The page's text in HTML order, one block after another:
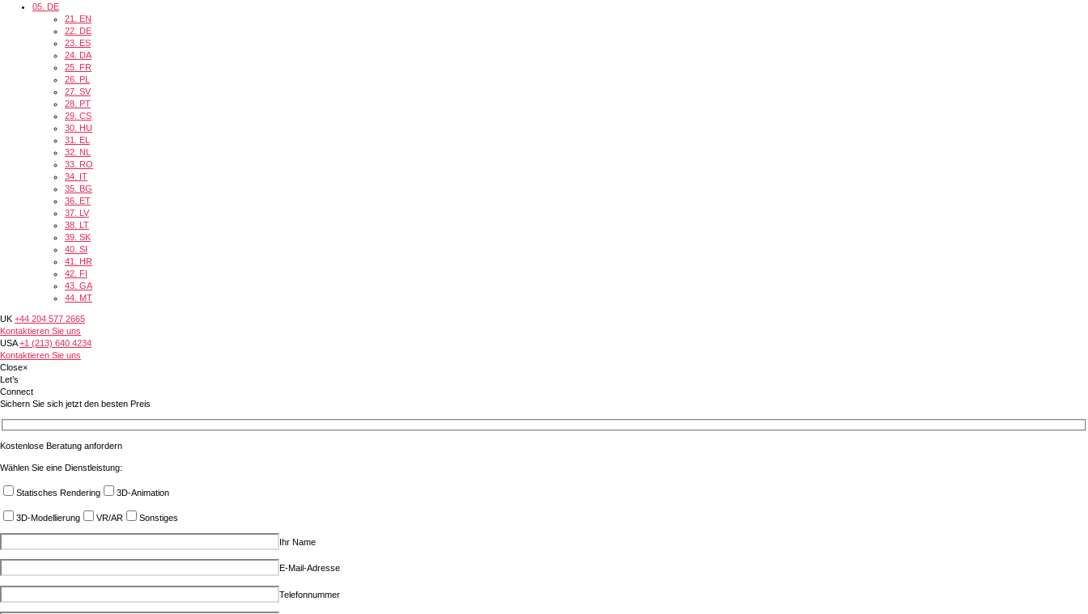
05. DE
21. EN
22. DE
23. ES
24. DA
25. FR
26. PL
27. SV
28. PT
29. CS
30. HU
31. EL
32. NL
33. RO
34. IT
35. BG
36. ET
37. LV
38. LT
39. SK
40. SI
41. HR
42. FI
43. GA
44. MT
UK +44 204 577 2665
Kontaktieren Sie uns
USA +1 (213) 640 4234
Kontaktieren Sie uns
Close×
Let’s
Connect
Sichern Sie sich jetzt den besten Preis
Kostenlose Beratung anfordern
Wählen Sie eine Dienstleistung:
Statisches Rendering 3D-Animation
3D-Modellierung VR/AR Sonstiges
Ihr Name
E-Mail-Adresse
Telefonnummer